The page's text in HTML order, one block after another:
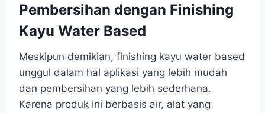
Pembersihan dengan Finishing
Kayu Water Based
Meskipun demikian, finishing kayu water based
unggul dalam hal aplikasi yang lebih mudah
dan pembersihan yang lebih sederhana.
Karena produk ini berbasis air, alat yang